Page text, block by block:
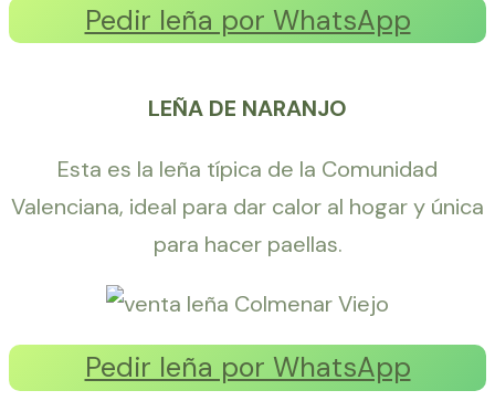
Pedir leña por WhatsApp
LEÑA DE NARANJO
Esta es la leña típica de la Comunidad
Valenciana, ideal para dar calor al hogar y única
para hacer paellas.
Pedir leña por WhatsApp